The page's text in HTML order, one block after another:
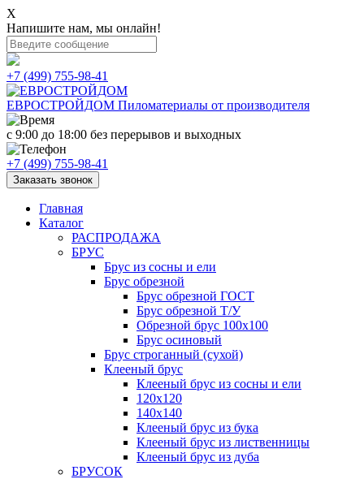
X
Напишите нам, мы онлайн!
+7 (499) 755-98-41
ЕВРОСТРОЙДОМ Пиломатериалы от производителя
с 9:00 до 18:00 без перерывов и выходных
+7 (499) 755-98-41
Заказать звонок
Главная
Каталог
РАСПРОДАЖА
БРУС
Брус из сосны и ели
Брус обрезной
Брус обрезной ГОСТ
Брус обрезной Т/У
Обрезной брус 100х100
Брус осиновый
Брус строганный (сухой)
Клееный брус
Клееный брус из сосны и ели
120х120
140х140
Клееный брус из бука
Клееный брус из лиственницы
Клееный брус из дуба
БРУСОК